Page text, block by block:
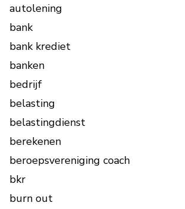
autolening
bank
bank krediet
banken
bedrijf
belasting
belastingdienst
berekenen
beroepsvereniging coach
bkr
burn out